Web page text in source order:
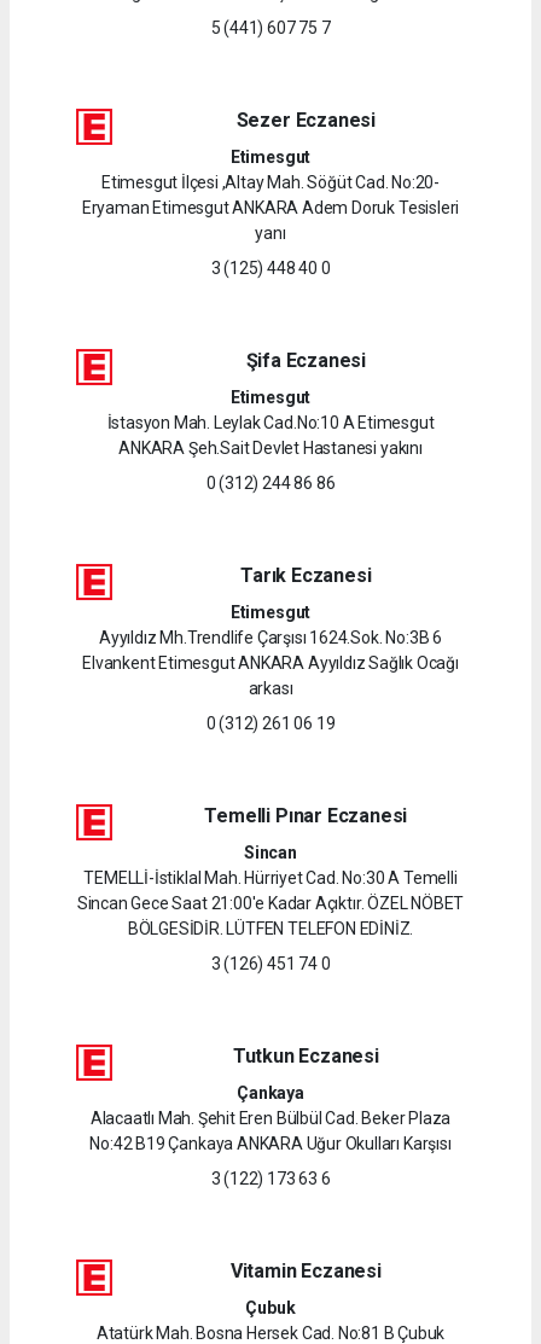
5 (441) 607 75 7
Sezer Eczanesi
Etimesgut
Etimesgut İlçesi ,Altay Mah. Söğüt Cad. No:20-
Eryaman Etimesgut ANKARA Adem Doruk Tesisleri
yanı
3 (125) 448 40 0
Şifa Eczanesi
Etimesgut
İstasyon Mah. Leylak Cad.No:10 A Etimesgut
ANKARA Şeh.Sait Devlet Hastanesi yakını
0 (312) 244 86 86
Tarık Eczanesi
Etimesgut
Ayyıldız Mh.Trendlife Çarşısı 1624.Sok. No:3B 6
Elvankent Etimesgut ANKARA Ayyıldız Sağlık Ocağı
arkası
0 (312) 261 06 19
Temelli Pınar Eczanesi
Sincan
TEMELLİ-İstiklal Mah. Hürriyet Cad. No:30 A Temelli
Sincan Gece Saat 21:00'e Kadar Açıktır. ÖZEL NÖBET
BÖLGESİDİR. LÜTFEN TELEFON EDİNİZ.
3 (126) 451 74 0
Tutkun Eczanesi
Çankaya
Alacaatlı Mah. Şehit Eren Bülbül Cad. Beker Plaza
No:42 B19 Çankaya ANKARA Uğur Okulları Karşısı
3 (122) 173 63 6
Vitamin Eczanesi
Çubuk
Atatürk Mah. Bosna Hersek Cad. No:81 B Çubuk